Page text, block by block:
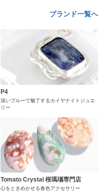
ブランド一覧へ
P4
深いブルーで魅了するカイヤナイトジュエ
リー
Tomato Crystal 桜瑪瑙専門店
心をときめかせる春色アクセサリー